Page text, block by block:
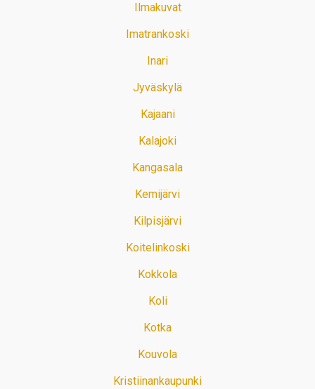
Ilmakuvat
Imatrankoski
Inari
Jyväskylä
Kajaani
Kalajoki
Kangasala
Kemijärvi
Kilpisjärvi
Koitelinkoski
Kokkola
Koli
Kotka
Kouvola
Kristiinankaupunki